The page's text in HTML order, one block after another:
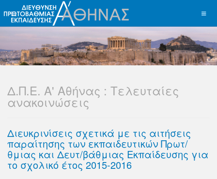
Δ.Π.Ε. Α' Αθήνας : Τελευταίες
ανακοινώσεις
Διευκρινίσεις σχετικά με τις αιτήσεις
παραίτησης των εκπαιδευτικών Πρωτ/
θμιας και Δευτ/βάθμιας Εκπαίδευσης για
το σχολικό έτος 2015-2016